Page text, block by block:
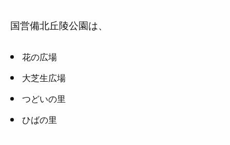
国営備北丘陵公園は、
花の広場
大芝生広場
つどいの里
ひばの里